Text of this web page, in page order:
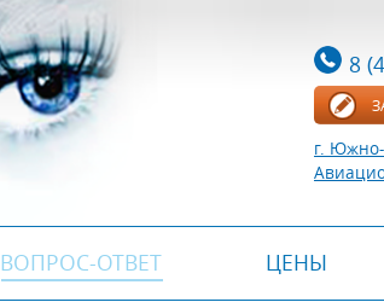
8
г. Южно-
ВОПРОС-ОТВЕТ ЦЕНЫ